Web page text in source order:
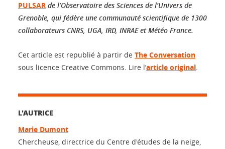
PULSAR de l’Observatoire des Sciences de l’Univers de
Grenoble, qui fédère une communauté scientifique de 1300
collaborateurs CNRS, UGA, IRD, INRAE et Météo France.
Cet article est republié à partir de The Conversation
sous licence Creative Commons. Lire l’article original.
L'AUTRICE
Marie Dumont
Chercheuse, directrice du Centre d'études de la neige,